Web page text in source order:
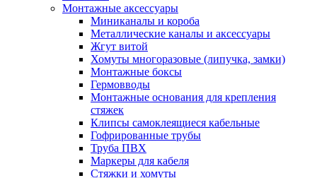
Монтажные аксессуары
Миниканалы и короба
Металлические каналы и аксессуары
Жгут витой
Хомуты многоразовые (липучка, замки)
Монтажные боксы
Гермовводы
Монтажные основания для крепления
стяжек
Клипсы самоклеящиеся кабельные
Гофрированные трубы
Труба ПВХ
Маркеры для кабеля
Стяжки и хомуты